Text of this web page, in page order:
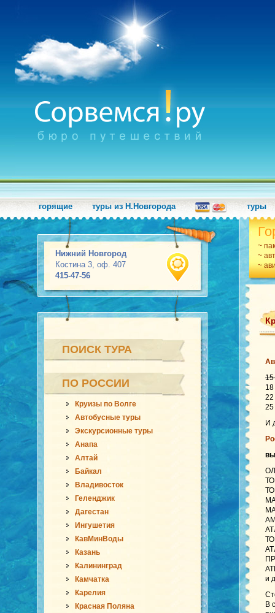
горящие туры из Н.Новгорода туры
Нижний Новгород
Костина 3, оф. 407
415-47-56
~
~
~
ПОИСК ТУРА
ПО РОССИИ
Круизы по Волге
Автобусные туры
Экскурсионные туры
Анапа
Алтай
Байкал
Владивосток
Геленджик
Дагестан
Ингушетия
КавМинВоды
Казань
Калининград
Камчатка
Карелия
Красная Поляна
И
и
В